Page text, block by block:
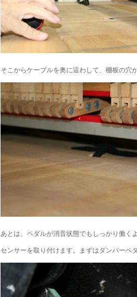
そこからケーブルを奥に這わして、棚板の穴
あとは、ペダルが消音状態でもしっかり働く
センサーを取り付けます。まずはダンパーペ